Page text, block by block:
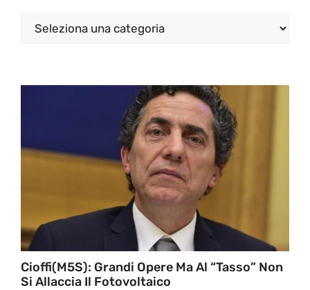
Categorie
Cioffi(M5S): Grandi Opere Ma Al “Tasso” Non
Si Allaccia Il Fotovoltaico